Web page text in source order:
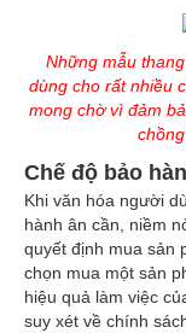
Những mẫu
dùng cho rất nhiều
mong chờ vì đảm
Chế độ bảo
Khi văn hóa người
hành ân cần, niềm
quyết định mua sản
chọn mua một sản
hiệu quả làm việc
suy xét về chính